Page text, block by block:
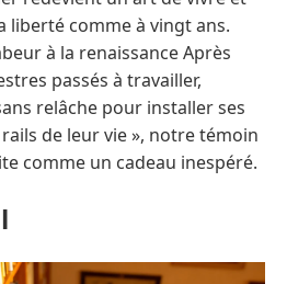
liberté comme à vingt ans.
à la renaissance Après
passés à travailler,
relâche pour installer ses
de leur vie », notre témoin
comme un cadeau inespéré.